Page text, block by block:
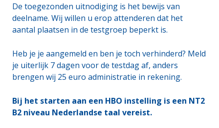
De toegezonden uitnodiging is het bewijs van
deelname. Wij willen u erop attenderen dat het
aantal plaatsen in de testgroep beperkt is.
Heb je je aangemeld en ben je toch verhinderd? Meld
je uiterlijk 7 dagen voor de testdag af, anders
brengen wij 25 euro administratie in rekening.
Bij het starten aan een HBO instelling is een NT2
B2 niveau Nederlandse taal vereist.